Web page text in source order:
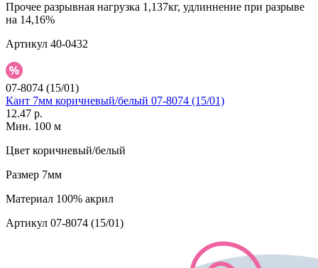
Прочее разрывная нагрузка 1,137кг, удлиннение при разрыве
на 14,16%
Артикул 40-0432
07-8074 (15/01)
Кант 7мм коричневый/белый 07-8074 (15/01)
12.47 р.
Мин. 100 м
Цвет коричневый/белый
Размер 7мм
Материал 100% акрил
Артикул 07-8074 (15/01)